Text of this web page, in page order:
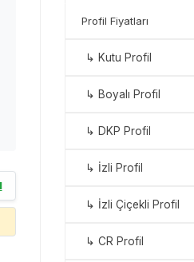
Profil Fiyatları
↳ Kutu Profil
↳ Boyalı Profil
↳ DKP Profil
↳ İzli Profil
↳ İzli Çiçekli Profil
↳ CR Profil